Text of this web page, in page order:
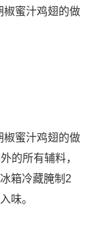
椒蜜汁鸡翅的做
椒蜜汁鸡翅的做
的所有辅料，
箱冷藏腌制2
味。